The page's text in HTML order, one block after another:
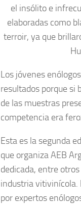
el insólito e
elaboradas como
terroir, ya que
Los jóvenes
resultados porque si
de las muestras
competencia era
Esta es la segunda
que organiza AEB
dedicada, entre
industria vitivinícola.
por expertos